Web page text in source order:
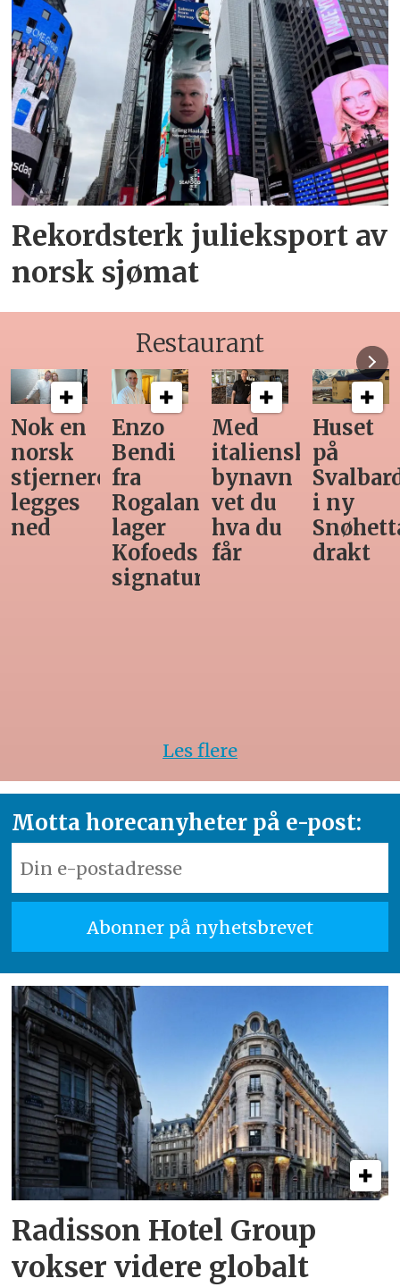
Rekordsterk julieksport av
norsk sjømat
Restaurant
Nok en
norsk
stjernerestaurant
legges
ned
Enzo
Bendi
fra
Rogaland
lager
Kofoeds
signaturrett
Med
italiensk
bynavn
vet du
hva du
får
Huset
på
i ny
drakt
Les flere
Motta horecanyheter på e-post:
Radisson Hotel Group
vokser videre globalt